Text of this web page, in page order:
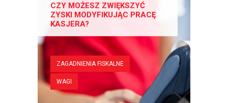
CZY MOŻESZ ZWIĘKSZYĆ
ZYSKI MODYFIKUJĄC PRACĘ
KASJERA?
ZAGADNIENIA FISKALNE
WAGI